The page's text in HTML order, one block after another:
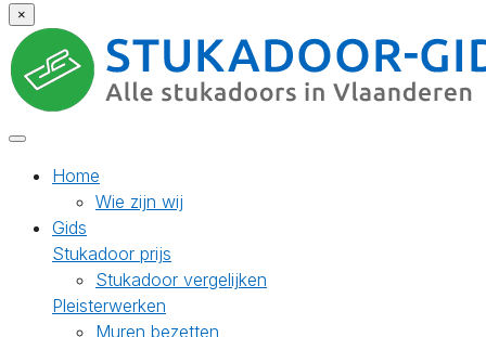
×
Home
Wie zijn wij
Gids
Stukadoor prijs
Stukadoor vergelijken
Pleisterwerken
Muren bezetten